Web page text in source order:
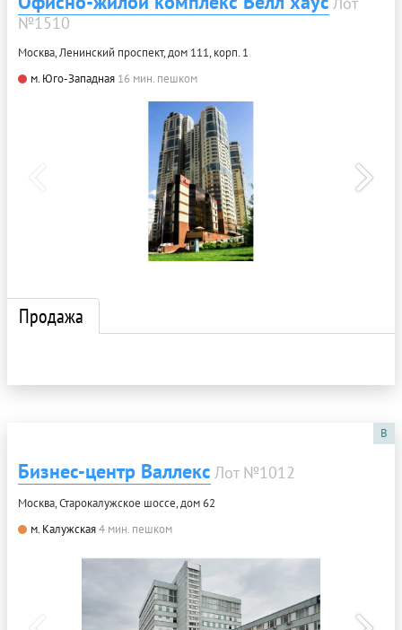
№1510
Москва, Ленинский проспект, дом 111, корп. 1
м. Юго-Западная 16 мин. пешком
Продажа
B
Бизнес-центр Валлекс Лот №1012
Москва, Старокалужское шоссе, дом 62
м. Калужская4 мин. пешком